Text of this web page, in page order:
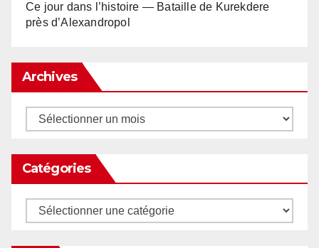
Ce jour dans l’histoire — Bataille de Kurekdere
près d’Alexandropol
Archives
Archives
Catégories
Catégories